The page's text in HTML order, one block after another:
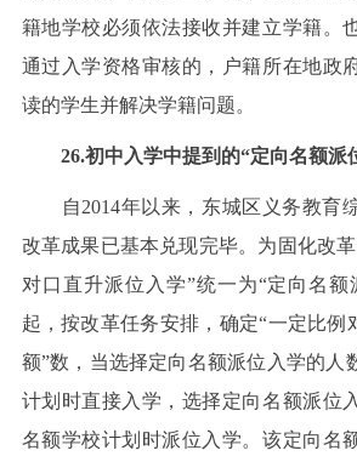
籍地学校必须依法接收并建立学籍。
通过入学资格审核的，户籍所在地政
读的学生并解决学籍问题。
26.初中入学中提到的“定向名额派
自2014年以来，东城区义务教育综
改革成果已基本兑现完毕。为固化改
对口直升派位入学”统一为“定向名额
起，按改革任务安排，确定“一定比例
额”数，当选择定向名额派位入学的人
计划时直接入学，选择定向名额派位
名额学校计划时派位入学。该定向名